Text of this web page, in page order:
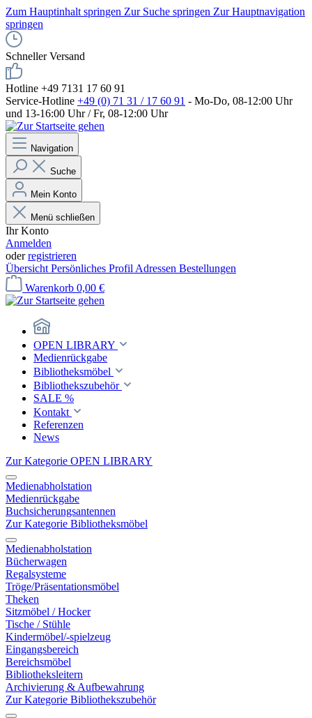
Zum Hauptinhalt springen Zur Suche springen Zur Hauptnavigation
springen
Schneller Versand
Hotline +49 7131 17 60 91
Service-Hotline +49 (0) 71 31 / 17 60 91 - Mo-Do, 08-12:00 Uhr
und 13-16:00 Uhr / Fr, 08-12:00 Uhr
Navigation
Suche
Mein Konto
Menü schließen
Ihr Konto
Anmelden
oderregistrieren
Übersicht Persönliches Profil Adressen Bestellungen
Warenkorb 0,00 €
OPEN LIBRARY
Medienrückgabe
Bibliotheksmöbel
Bibliothekszubehör
SALE %
Kontakt
Referenzen
News
Zur Kategorie OPEN LIBRARY
Medienabholstation
Medienrückgabe
Buchsicherungsantennen
Zur Kategorie Bibliotheksmöbel
Medienabholstation
Bücherwagen
Regalsysteme
Tröge/Präsentationsmöbel
Theken
Sitzmöbel / Hocker
Tische / Stühle
Kindermöbel/-spielzeug
Eingangsbereich
Bereichsmöbel
Bibliotheksleitern
Archivierung & Aufbewahrung
Zur Kategorie Bibliothekszubehör